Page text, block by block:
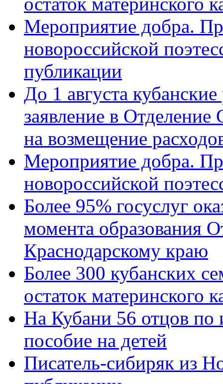
Мероприятие добра.
новороссийской
публикации
До 1 августа
заявление в
на возмещение
Мероприятие добра.
новороссийской
Более 95% госуслуг
момента образования
Краснодарскому краю
Более 300 кубанских
остаток материнского
На Кубани 56 отцов по
пособие на детей
Писатель-сибиряк из